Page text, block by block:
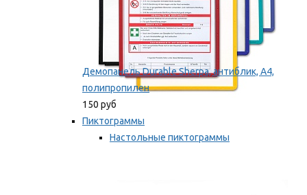
Демопанель Durable Sherpa, антиблик, А4,
полипропилен
150 руб
Пиктограммы
Настольные пиктограммы